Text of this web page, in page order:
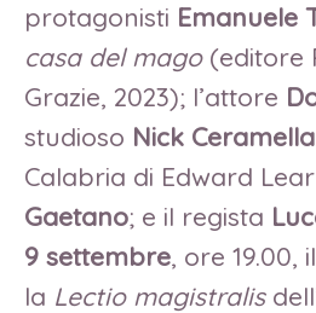
protagonisti Emanuele
casa del mago(editore
Grazie, 2023); l’attore
studioso Nick Ceramella
Calabria di Edward
Gaetano; e il regista
9 settembre, ore 19.00,
la Lectio magistralis